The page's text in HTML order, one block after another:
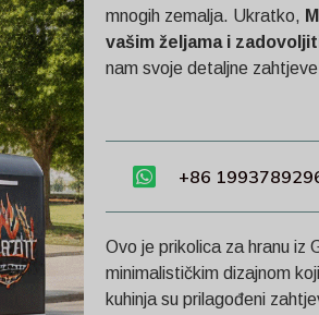
mnogih zemalja. Ukratko,
vašim željama i
nam svoje detaljne
+86
Ovo je prikolica za hranu iz
minimalističkim dizajnom
kuhinja su prilagođeni